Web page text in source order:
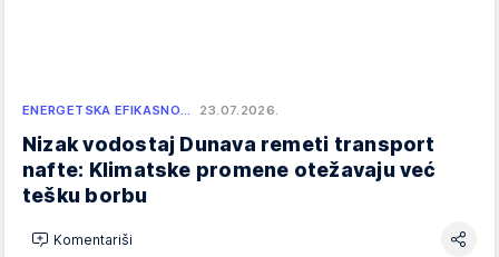
ENERGETSKA EFIKASNO… 23.07.2026.
Nizak vodostaj Dunava remeti transport
nafte: Klimatske promene otežavaju već
tešku borbu
Komentariši